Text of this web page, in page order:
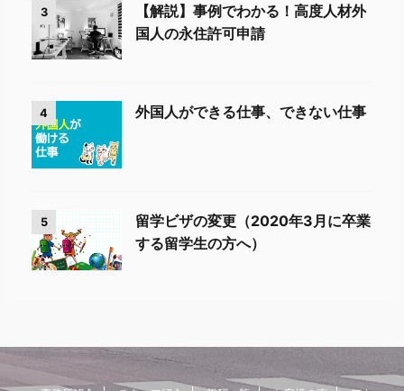
3
【解説】事例でわかる！高度人材外
国人の永住許可申請
4 外国人ができる仕事、できない仕事
5
留学ビザの変更（2020年3月に卒業
する留学生の方へ）